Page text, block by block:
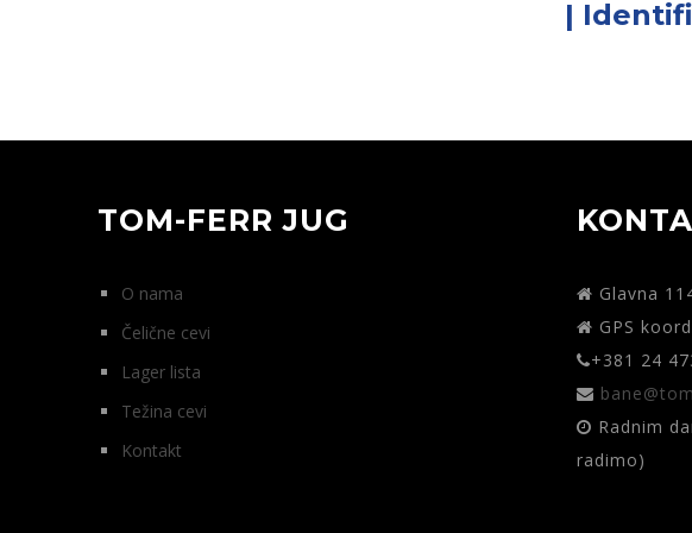
|
TOM-FERR JUG
O nama
Čelične cevi
Lager lista
Težina cevi
Kontakt
Glavna
GPS
+381 24
Radnim
radimo)